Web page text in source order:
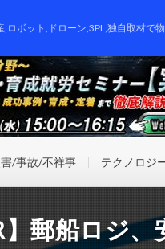
,ロボット,ドローン,3PL,独自取材で
/事故/不祥事 テクノロジ
】郵船ロジ